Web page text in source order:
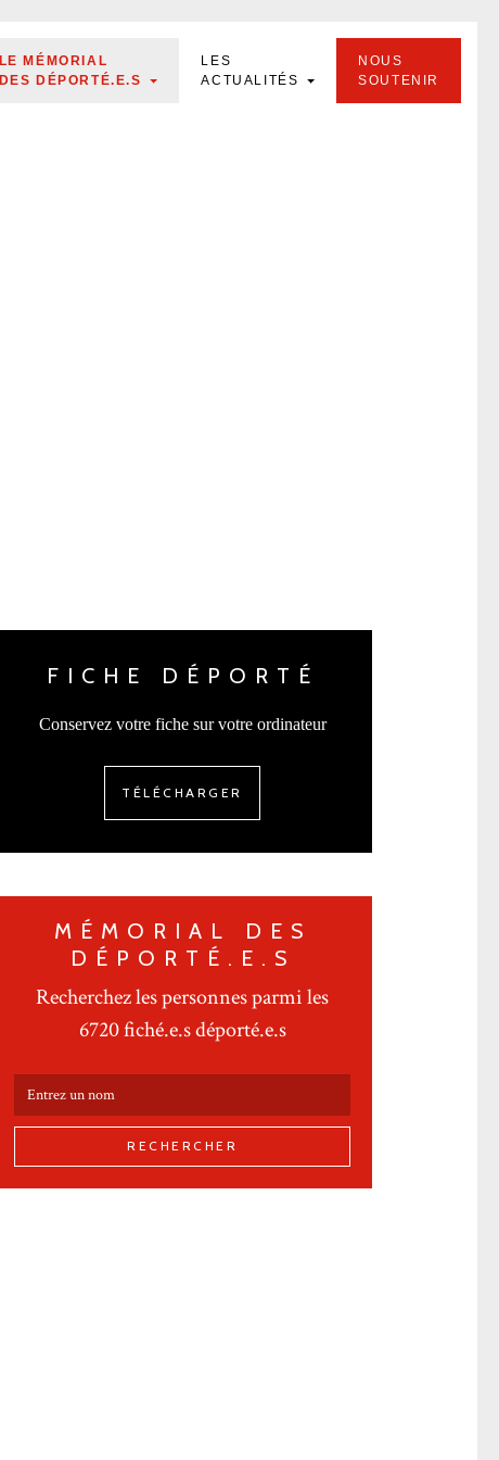
LE MÉMORIAL
DES DÉPORTÉ.E.S
LES
ACTUALITÉS
NOUS
SOUTENIR
FICHE DÉPORTÉ
Conservez votre fiche sur votre ordinateur
TÉLÉCHARGER
MÉMORIAL DES
DÉPORTÉ.E.S
Recherchez les personnes parmi les
6720 fiché.e.s déporté.e.s
RECHERCHER